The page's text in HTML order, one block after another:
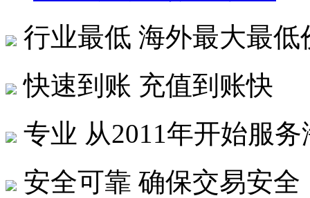
行业最低 海外最大最低
快速到账 充值到账快
专业 从2011年开始服
安全可靠 确保交易安全